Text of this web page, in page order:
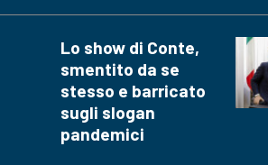
Lo show di Conte,
smentito da se
stesso e barricato
sugli slogan
pandemici